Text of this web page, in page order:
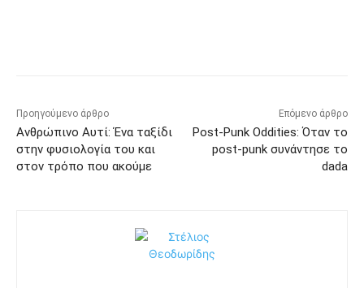
Προηγούμενο άρθρο
Ανθρώπινο Αυτί: Ένα ταξίδι
στην φυσιολογία του και
στον τρόπο που ακούμε
Επόμενο άρθρο
Post-Punk Oddities: Όταν το
post-punk συνάντησε το
dada